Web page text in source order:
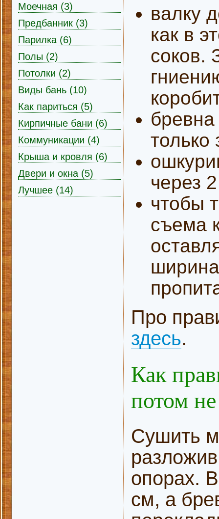
Моечная (3)
Предбанник (3)
Парилка (6)
Полы (2)
Потолки (2)
Виды бань (10)
Как париться (5)
Кирпичные бани (6)
Коммуникации (4)
Крыша и кровля (6)
Двери и окна (5)
Лучшее (14)
валку
как в
соков.
только
через
чтобы
съема
Про
здесь.
Как
потом
Сушить
опорах.
см, а